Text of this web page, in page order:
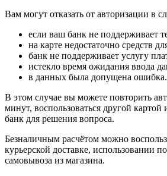
Вам могут отказать от авторизации в
если ваш банк не поддерживает
на карте недостаточно средств
банк не поддерживает услугу
истекло время ожидания ввода
в данных была допущена ошибка.
В этом случае вы можете повторить
минут, воспользоваться другой картой
банк для решения вопроса.
Безналичным расчётом можно
курьерской доставке, использовании
самовывоза из магазина.